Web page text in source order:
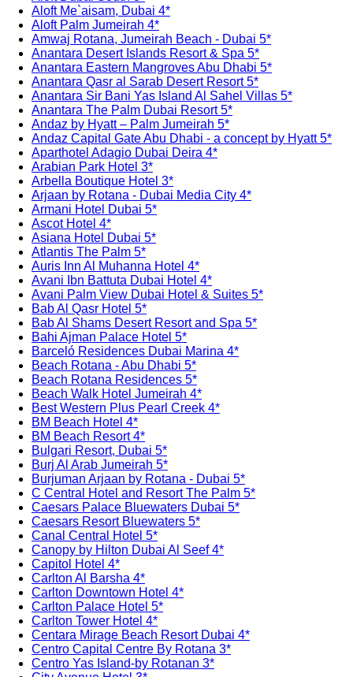
Aloft Me`aisam, Dubai 4*
Aloft Palm Jumeirah 4*
Amwaj Rotana, Jumeirah Beach - Dubai 5*
Anantara Desert Islands Resort & Spa 5*
Anantara Eastern Mangroves Abu Dhabi 5*
Anantara Qasr al Sarab Desert Resort 5*
Anantara Sir Bani Yas Island Al Sahel Villas 5*
Anantara The Palm Dubai Resort 5*
Andaz by Hyatt – Palm Jumeirah 5*
Andaz Capital Gate Abu Dhabi - a concept by Hyatt 5*
Aparthotel Adagio Dubai Deira 4*
Arabian Park Hotel 3*
Arbella Boutique Hotel 3*
Arjaan by Rotana - Dubai Media City 4*
Armani Hotel Dubai 5*
Ascot Hotel 4*
Asiana Hotel Dubai 5*
Atlantis The Palm 5*
Auris Inn Al Muhanna Hotel 4*
Avani Ibn Battuta Dubai Hotel 4*
Avani Palm View Dubai Hotel & Suites 5*
Bab Al Qasr Hotel 5*
Bab Al Shams Desert Resort and Spa 5*
Bahi Ajman Palace Hotel 5*
Barceló Residences Dubai Marina 4*
Beach Rotana - Abu Dhabi 5*
Beach Rotana Residences 5*
Beach Walk Hotel Jumeirah 4*
Best Western Plus Pearl Creek 4*
BM Beach Hotel 4*
BM Beach Resort 4*
Bulgari Resort, Dubai 5*
Burj Al Arab Jumeirah 5*
Burjuman Arjaan by Rotana - Dubai 5*
C Central Hotel and Resort The Palm 5*
Caesars Palace Bluewaters Dubai 5*
Caesars Resort Bluewaters 5*
Canal Central Hotel 5*
Canopy by Hilton Dubai Al Seef 4*
Capitol Hotel 4*
Carlton Al Barsha 4*
Carlton Downtown Hotel 4*
Carlton Palace Hotel 5*
Carlton Tower Hotel 4*
Centara Mirage Beach Resort Dubai 4*
Centro Capital Centre By Rotana 3*
Centro Yas Island-by Rotanan 3*